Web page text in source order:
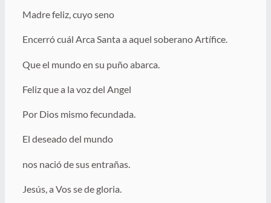
Madre feliz, cuyo seno
Encerró cuál Arca Santa a aquel soberano Artífice.
Que el mundo en su puño abarca.
Feliz que a la voz del Angel
Por Dios mismo fecundada.
El deseado del mundo
nos nació de sus entrañas.
Jesús, a Vos se de gloria.